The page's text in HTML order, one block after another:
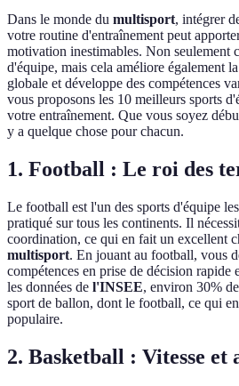
Dans le monde du multisport, intégrer
votre routine d'entraînement peut
motivation inestimables. Non seulement
d'équipe, mais cela améliore également
globale et développe des compétences
vous proposons les 10 meilleurs sports
votre entraînement. Que vous soyez
y a quelque chose pour chacun.
1. Football : Le roi des
Le football est l'un des sports d'équipe
pratiqué sur tous les continents. Il
coordination, ce qui en fait un excellent
multisport. En jouant au football, vous
compétences en prise de décision rapide
les données de l'INSEE, environ 30%
sport de ballon, dont le football, ce qui
populaire.
2. Basketball : Vitesse et